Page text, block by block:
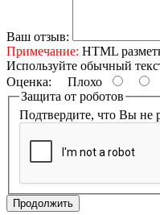
Ваш отзыв:
Примечание: HTML
Используйте обычный
Оценка: Плохо
Защита от роботов
Подтвердите, что Вы не
Продолжить